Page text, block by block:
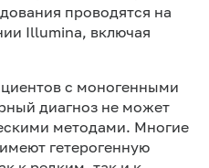
проводятся на
Illumina, включая
с моногенными
диагноз не может
методами. Многие
гетерогенную